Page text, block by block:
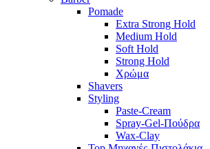
Pomade
Extra Strong Hold
Medium Hold
Soft Hold
Strong Hold
Χρώμα
Shavers
Styling
Paste-Cream
Spray-Gel-Πούδρα
Wax-Clay